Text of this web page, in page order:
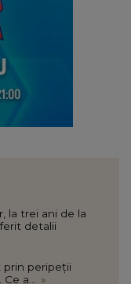
la trei ani de la
detalii
prin peripeții
a...
»